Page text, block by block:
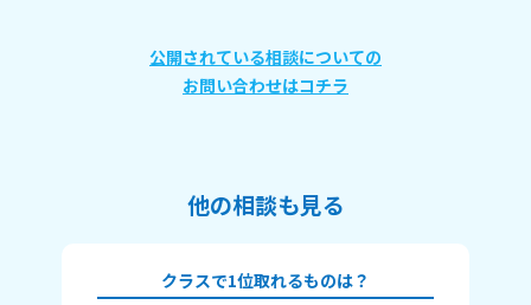
公開されている相談についての
お問い合わせはコチラ
他の相談も見る
クラスで1位取れるものは？